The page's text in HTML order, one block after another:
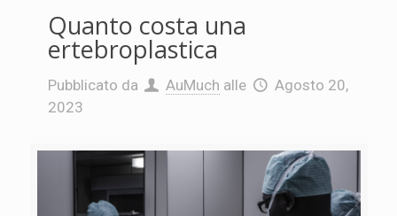
Quanto costa una
ertebroplastica
Pubblicato da AuMuch alle
Agosto 20,
2023